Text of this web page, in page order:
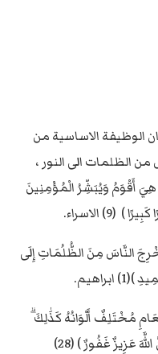
ان الوظيفة الاساسية من
من الظلمات الى النور ،
هِيَ أَقْوَمُ وَيُبَشِّرُ الْمُؤْمِنِينَ
الاسراء.
النَّاسَ مِنَ الظُّلُمَاتِ إِلَى
مُخْتَلِفٌ أَلْوَانُهُ كَذَٰلِكَ
إِنَّمَا يَخْشَى اللَّهَ مِنْ عِبَادِهِ الْعُلَمَاءُ ۗ إِنَّ اللَّهَ عَزِيزٌ غَفُورٌ ) (28)